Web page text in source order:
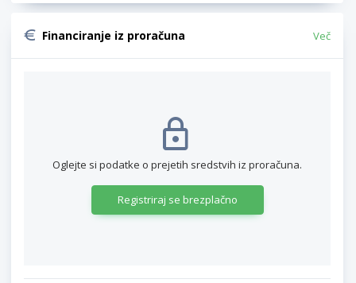
Financiranje iz proračuna Več
Oglejte si podatke o prejetih sredstvih iz proračuna.
Registriraj se brezplačno